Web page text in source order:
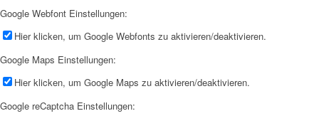
Google Webfont Einstellungen:
Hier klicken, um Google Webfonts zu aktivieren/deaktivieren.
Google Maps Einstellungen:
Hier klicken, um Google Maps zu aktivieren/deaktivieren.
Google reCaptcha Einstellungen: